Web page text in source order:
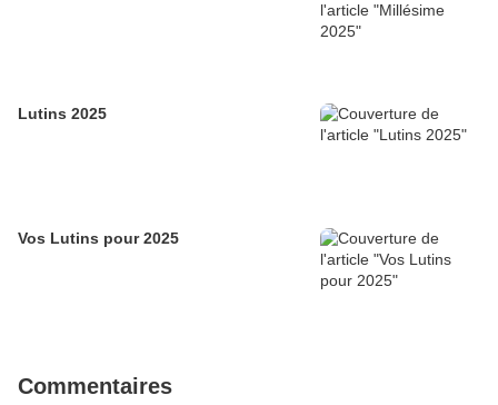
Lutins 2025
Vos Lutins pour 2025
Commentaires